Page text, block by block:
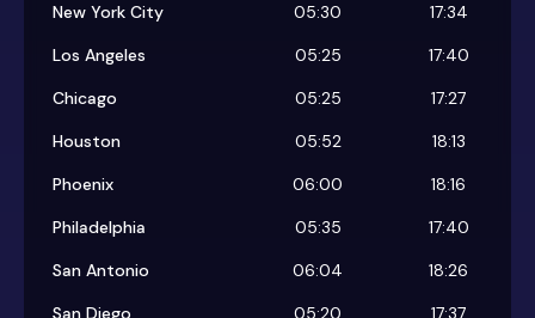
New York City 05:30
17:34
Los Angeles
05:25
17:40
Chicago
05:25
17:27
Houston
05:52
18:13
Phoenix
06:00
18:16
Philadelphia
05:35
17:40
San Antonio
06:04
18:26
San Diego
05:20
17:37